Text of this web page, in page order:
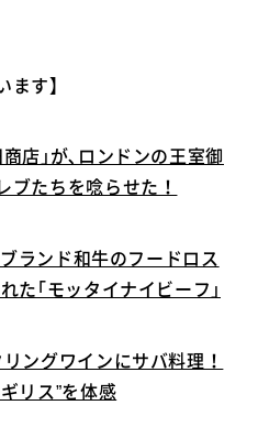
ます】
店｣が､ロンドンの王室御
ブたちを唸らせた！
ランド和牛のフードロス
た｢モッタイナイビーフ｣
ングワインにサバ料理！
リス”を体感